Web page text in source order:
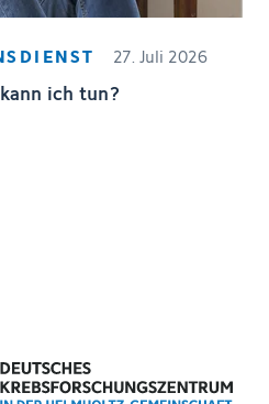
27. Juli 2026
ich tun?